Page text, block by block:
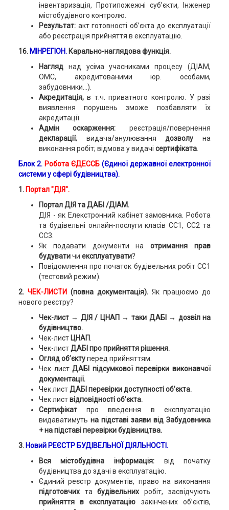
інвентаризація, Протипожежні суб’єкти, Інженер
містобудівного контролю.
Результат:акт готовності об’єкта до експлуатації
або реєстрація прийняття в експлуатацію.
16. МІНРЕГІОН.Карально-наглядова функція.
Нагляд над усіма учасниками процесу (ДІАМ,
ОМС, акредитованими юр. особами,
забудовники…).
Акредитація,в т.ч. приватного контролю. У разі
виявлення порушень зможе позбавляти їх
акредитації.
Адмін оскарження: реєстрація/повернення
декларації; видача/анулюваннядозволуна
виконання робіт; відмова у видачі сертифіката.
Блок 2.Робота ЄДЕССБ(Єдиної державної електронної
системи у сфері будівництва).
1.Портал "ДІЯ".
Портал ДІЯ та ДАБІ /ДІАМ.
ДІЯ - як Елекстронний кабінет замовника. Робота
та будівельні онлайн-послуги класів СС1, СС2 та
СС3.
Як подавати документи наотримання прав
будуватичи експлуатувати?
Повідомлення про початок будівельних робіт СС1
(тестовий режим).
2. ЧЕК-ЛИСТИ (повна документація).Як працюємо до
нового реєстру?
Чек-лист → ДІЯ / ЦНАП → таки ДАБІ → дозвіл на
будівництво.
Чек-лист ЦНАП.
Чек-листДАБІ про прийняття рішення.
Огляд об’єктуперед прийняттям.
Чек листДАБІ підсумкової перевірки виконавчої
документації.
Чек листДАБІ перевірки доступності об’єкта.
Чек листвідповідності об’єкта.
Сертифікатпро введення в експлуатацію
видаватимуть на підставі заяви від Забудовника
+ на підставі перевірки будівництва.
3. Новий РЕЄСТР БУДІВЕЛЬНОЇ ДІЯЛЬНОСТІ.
Вся містобудівна інформація: від початку
будівництва до здачі в експлуатацію.
Єдиний реєстр документів, право на виконання
підготовчих табудівельнихробіт, засвідчують
прийняття в експлуатацію закінчених об’єктів,